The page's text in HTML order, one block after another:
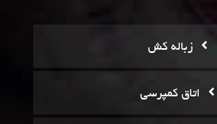
زباله کش
اتاق کمپرسی